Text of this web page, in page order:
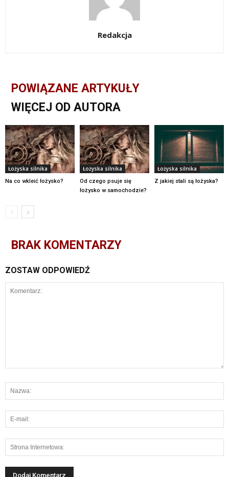
Redakcja
POWIĄZANE ARTYKUŁY
WIĘCEJ OD AUTORA
Łożyska silnika
Na co wkleić łożysko?
Łożyska silnika
Od czego psuje się
łożysko w samochodzie?
Łożyska silnika
Z jakiej stali są łożyska?
BRAK KOMENTARZY
ZOSTAW ODPOWIEDŹ